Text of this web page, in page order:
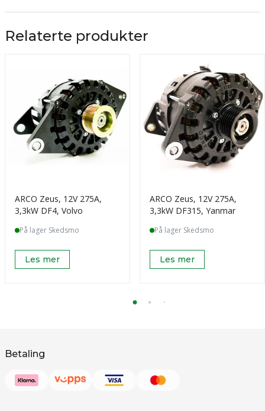
Relaterte produkter
ARCO Zeus, 12V 275A,
3,3kW DF4, Volvo
På lager Skedsmo
Les mer
ARCO Zeus, 12V 275A,
3,3kW DF315, Yanmar
På lager Skedsmo
Les mer
Betaling